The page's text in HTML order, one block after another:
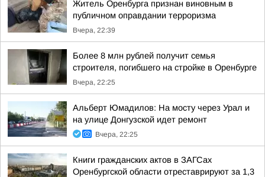
Житель Оренбурга признан виновным в
публичном оправдании терроризма
Вчера, 22:39
Более 8 млн рублей получит семья
строителя, погибшего на стройке в Оренбурге
Вчера, 22:25
Альберт Юмадилов: На мосту через Урал и
на улице Донгузской идет ремонт
Вчера, 22:25
Книги гражданских актов в ЗАГСах
Оренбургской области отреставрируют за 1,3